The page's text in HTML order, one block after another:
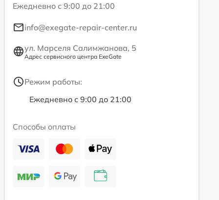
Ежедневно с 9:00 до 21:00
info@exegate-repair-center.ru
ул. Марселя Салимжанова, 5
Адрес сервисного центра ExeGate
Режим работы:
Ежедневно с 9:00 до 21:00
Способы оплаты